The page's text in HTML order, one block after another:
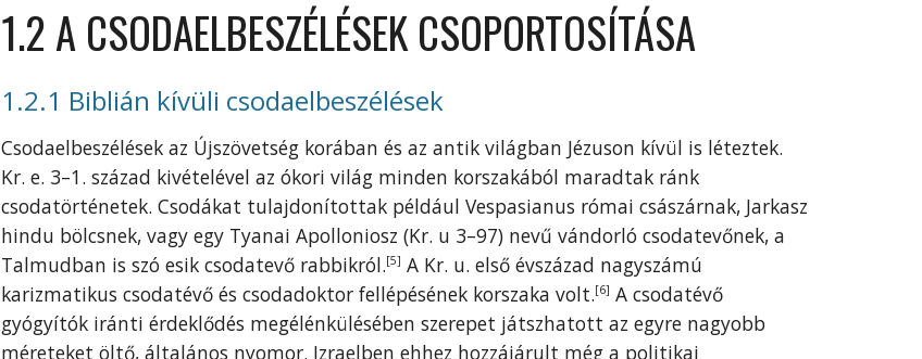
1.2 A CSODAELBESZÉLÉSEK CSOPORTOSÍTÁSA
1.2.1 Biblián kívüli csodaelbeszélések
Csodaelbeszélések az Újszövetség korában és az antik világban Jézuson kívül is léteztek.
Kr. e. 3–1. század kivételével az ókori világ minden korszakából maradtak ránk
csodatörténetek. Csodákat tulajdonítottak például Vespasianus római császárnak, Jarkasz
hindu bölcsnek, vagy egy Tyanai Apolloniosz (Kr. u 3–97) nevű vándorló csodatevőnek, a
Talmudban is szó esik csodatevő rabbikról.[5] A Kr. u. első évszázad nagyszámú
karizmatikus csodatévő és csodadoktor fellépésének korszaka volt.[6] A csodatévő
gyógyítók iránti érdeklődés megélénkülésében szerepet játszhatott az egyre nagyobb
méreteket öltő, általános nyomor. Izraelben ehhez hozzájárult még a politikai